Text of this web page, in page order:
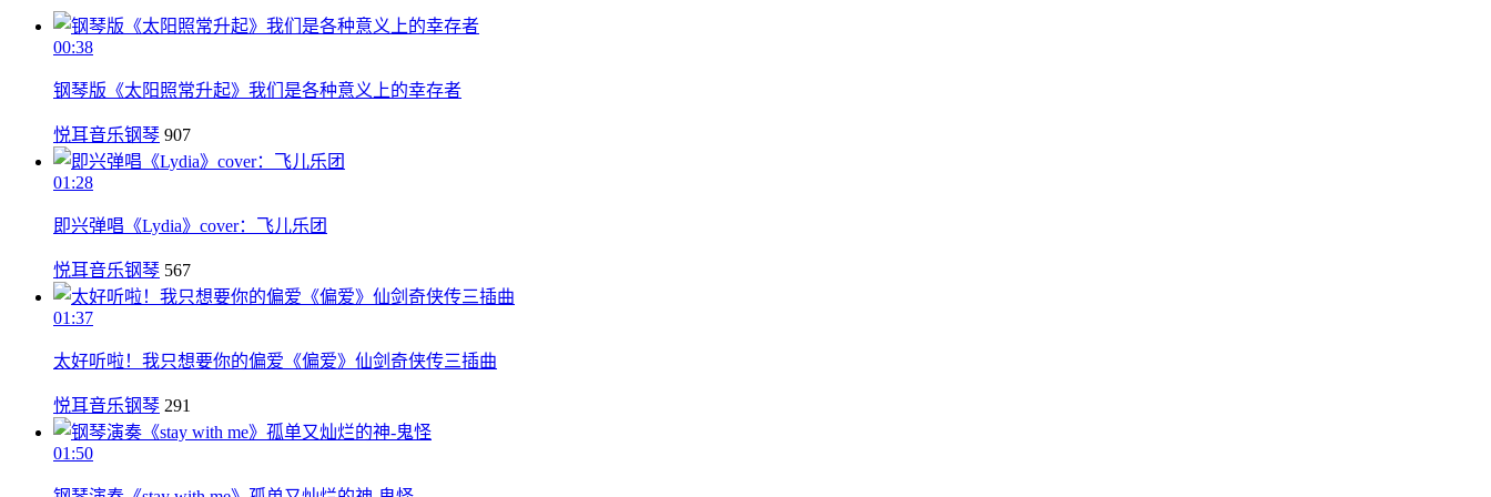
00:38
钢琴版《太阳照常升起》我们是各种意义上的幸存者
悦耳音乐钢琴 907
01:28
即兴弹唱《Lydia》cover：飞儿乐团
悦耳音乐钢琴 567
01:37
太好听啦！我只想要你的偏爱《偏爱》仙剑奇侠传三插曲
悦耳音乐钢琴 291
01:50